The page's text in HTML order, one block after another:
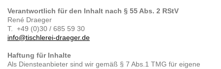
Verantwortlich für den Inhalt nach § 55 Abs. 2 RStV
René Draeger
T. +49 (0)30 / 685 59 30
info@tischlerei-draeger.de
Haftung für Inhalte
Als Diensteanbieter sind wir gemäß § 7 Abs.1 TMG für eigene